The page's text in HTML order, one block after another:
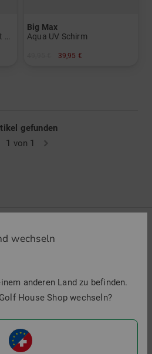
Big Max
Aqua UV Schirm
39,95 €
gefunden
1 von 1
& Co und erfahren Sie alles
ums Thema Golfsport.
wechseln
anderen Land zu befinden.
House Shop wechseln?